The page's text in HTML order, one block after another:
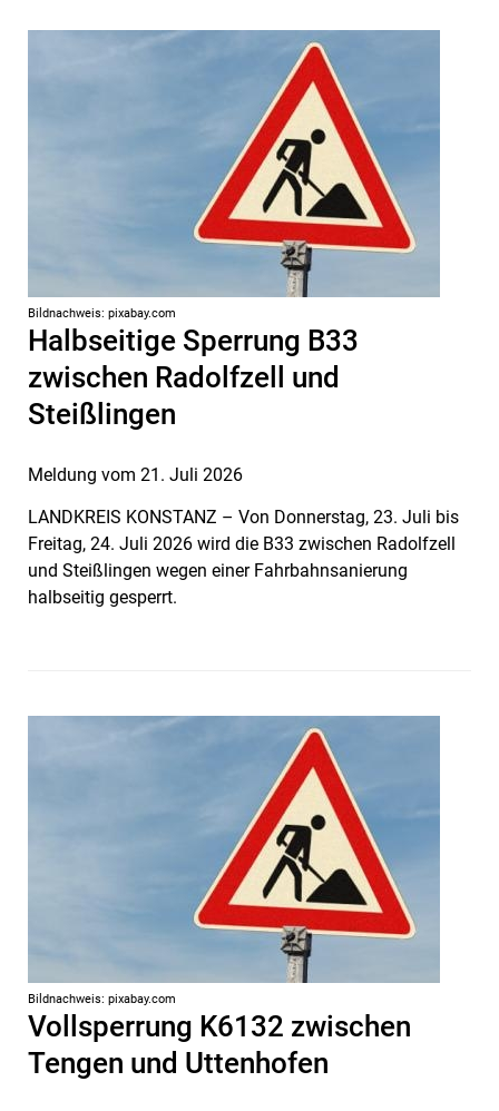
Bildnachweis: pixabay.com
Meldung vom 21. Juli 2026
Halbseitige Sperrung B33
zwischen Radolfzell und
Steißlingen
LANDKREIS KONSTANZ – Von Donnerstag, 23. Juli bis
Freitag, 24. Juli 2026 wird die B33 zwischen Radolfzell
und Steißlingen wegen einer Fahrbahn­sanierung
halbseitig gesperrt.
Bildnachweis: pixabay.com
Vollsperrung K6132 zwischen
Tengen und Uttenhofen